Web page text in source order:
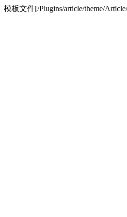
模板文件[/Plugins/article/theme/